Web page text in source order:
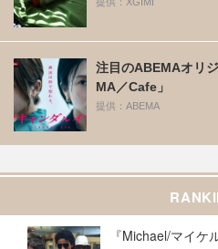
注目のABEMAオリ
MA／Cafe」
提供：ABEMA
『Michael/マイケ